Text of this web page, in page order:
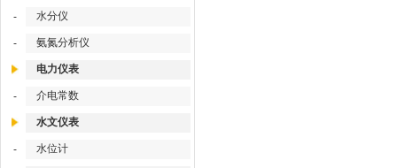
- 水分仪
- 氨氮分析仪
电力仪表
- 介电常数
水文仪表
- 水位计